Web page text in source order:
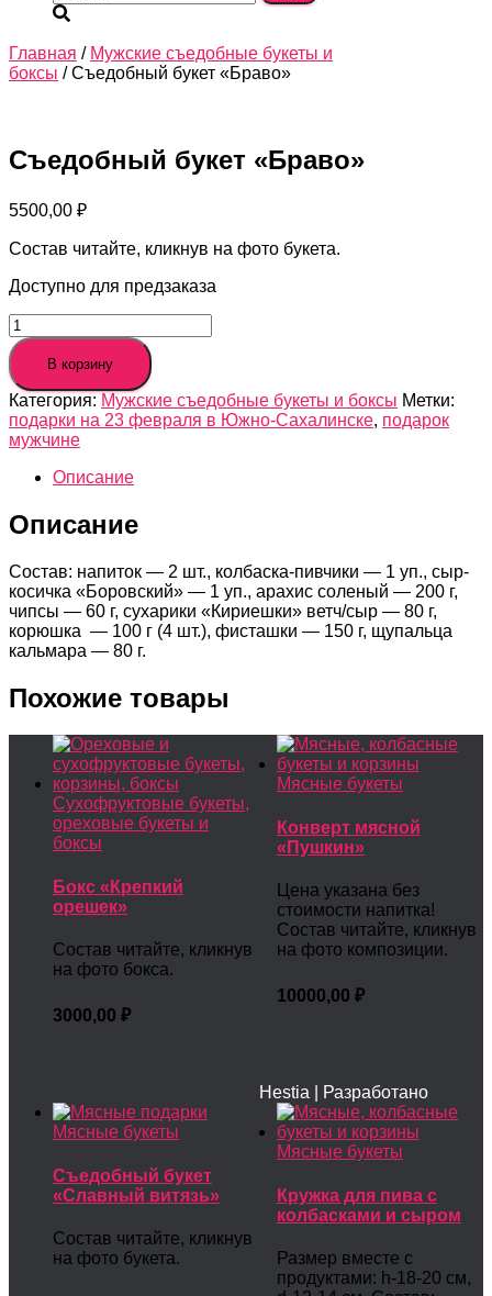
Главная / Мужские съедобные букеты и
боксы / Съедобный букет «Браво»
Съедобный букет «Браво»
5500,00 ₽
Состав читайте, кликнув на фото букета.
Доступно для предзаказа
Количество
товара
Съедобный
букет
"Браво"
В корзину
Категория: Мужские съедобные букеты и боксы Метки:
подарки на 23 февраля в Южно-Сахалинске, подарок
мужчине
Описание
Описание
Состав: напиток — 2 шт., колбаска-пивчики — 1 уп., сыр-
косичка «Боровский» — 1 уп., арахис соленый — 200 г,
чипсы — 60 г, сухарики «Кириешки» ветч/сыр — 80 г,
корюшка — 100 г (4 шт.), фисташки — 150 г, щупальца
кальмара — 80 г.
Похожие товары
Сухофруктовые букеты,
ореховые букеты и
боксы
Бокс «Крепкий
орешек»
Состав читайте, кликнув
на фото бокса.
3000,00 ₽
Мясные букеты
Конверт мясной
«Пушкин»
Цена указана без
стоимости напитка!
Состав читайте, кликнув
на фото композиции.
10000,00 ₽
Мясные букеты
Съедобный букет
«Славный витязь»
Состав читайте, кликнув
на фото букета.
Мясные букеты
Кружка для пива с
колбасками и сыром
Размер вместе с
продуктами: h-18-20 см,
Hestia | Разработано